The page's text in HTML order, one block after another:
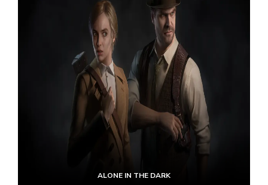
ALONE IN THE DARK